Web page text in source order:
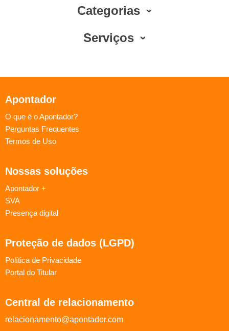
Categorias
Serviços
Apontador
O que é o Apontador?
Perguntas Frequentes
Termos de Uso
Nossas soluções
Apontador +
SVA
Presença digital
Proteção de dados (LGPD)
Política de Privacidade
Portal do Titular
Central de relacionamento
relacionamento@apontador.com